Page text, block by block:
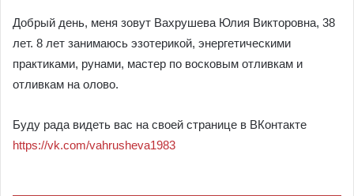
Добрый день, меня зовут Вахрушева Юлия Викторовна, 38
лет. 8 лет занимаюсь эзотерикой, энергетическими
практиками, рунами, мастер по восковым отливкам и
отливкам на олово.
Буду рада видеть вас на своей странице в ВКонтакте
https://vk.com/vahrusheva1983